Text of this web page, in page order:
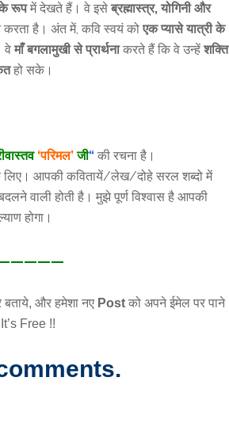
के रूपमें देखते हैं। वे इसेब्रह्मास्त्र, योगिनी और
करता है। अंत में, कवि स्वयं कोएक प्यासे यात्री के
वेमाँ बगलामुखी से प्रार्थनाकरते हैं कि वे उन्हेंशक्ति
हो सके।
‘परिमल’जी“ की रचना है।
आपकी कवितायें/लेख/दोहे सरल शब्दो में
वाली होती है। मुझे पूर्ण विश्वास है आपकी
होगा।
और हमेशा नए Postको अपने ईमेल पर पाने
Free !!